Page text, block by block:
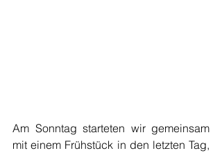
Am Sonntag starteten wir gemeinsam
mit einem Frühstück in den letzten Tag,